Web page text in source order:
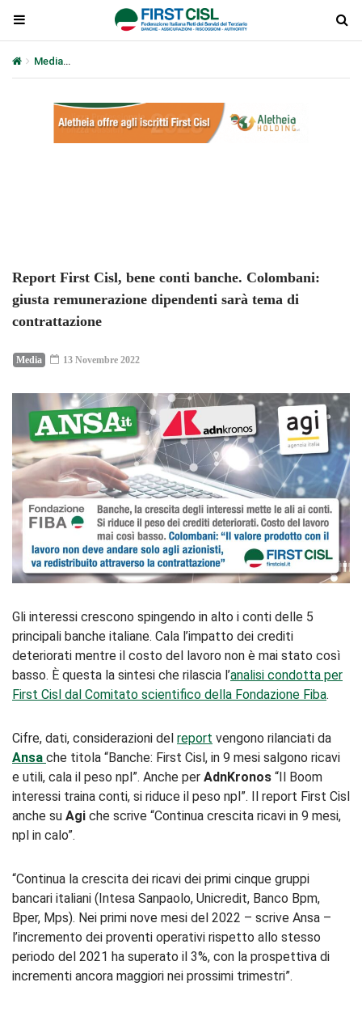
Media
Report First Cisl, bene conti banche. Colombani:
giusta remunerazione dipendenti sarà tema di
contrattazione
Media 13 Novembre 2022
Gli interessi crescono spingendo in alto i conti delle 5
principali banche italiane. Cala l’impatto dei crediti
deteriorati mentre il costo del lavoro non è mai stato così
basso. È questa la sintesi che rilascia l’analisi condotta per
First Cisl dal Comitato scientifico della Fondazione Fiba.
Cifre, dati, considerazioni del report vengono rilanciati da
Ansa che titola “Banche: First Cisl, in 9 mesi salgono ricavi
e utili, cala il peso npl”. Anche per AdnKronos “Il Boom
interessi traina conti, si riduce il peso npl”. Il report First Cisl
anche su Agi che scrive “Continua crescita ricavi in 9 mesi,
npl in calo”.
“Continua la crescita dei ricavi dei primi cinque gruppi
bancari italiani (Intesa Sanpaolo, Unicredit, Banco Bpm,
Bper, Mps). Nei primi nove mesi del 2022 – scrive Ansa –
l’incremento dei proventi operativi rispetto allo stesso
periodo del 2021 ha superato il 3%, con la prospettiva di
incrementi ancora maggiori nei prossimi trimestri”.